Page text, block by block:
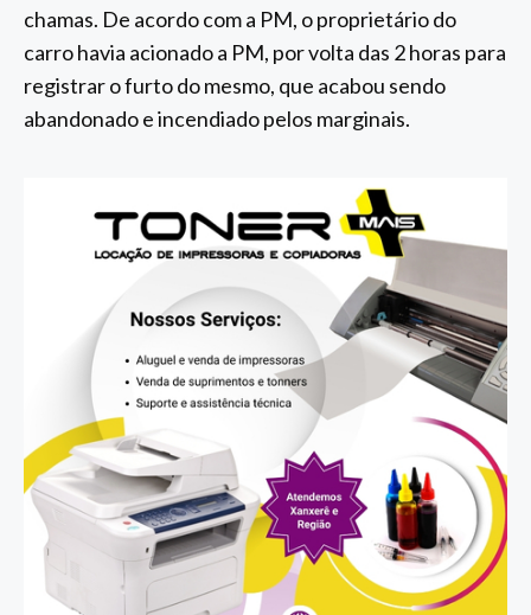
chamas. De acordo com a PM, o proprietário do
carro havia acionado a PM, por volta das 2 horas para
registrar o furto do mesmo, que acabou sendo
abandonado e incendiado pelos marginais.